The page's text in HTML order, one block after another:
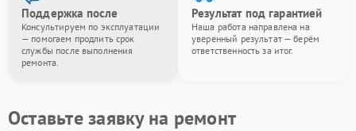
Поддержка после
Консультируем по эксплуатации
— помогаем продлить срок
службы после выполнения
ремонта.
Результат под гарантией
Наша работа направлена на
уверенный результат — берём
ответственность за итог.
Оставьте заявку на ремонт